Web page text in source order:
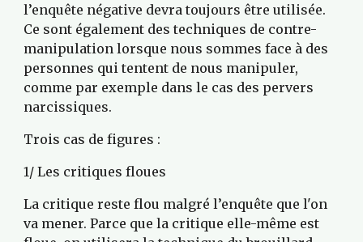
l’enquête négative devra toujours être utilisée.
Ce sont également des techniques de contre-
manipulation lorsque nous sommes face à des
personnes qui tentent de nous manipuler,
comme par exemple dans le cas des pervers
narcissiques.
Trois cas de figures :
1/ Les critiques floues
La critique reste flou malgré l’enquête que l'on
va mener. Parce que la critique elle-même est